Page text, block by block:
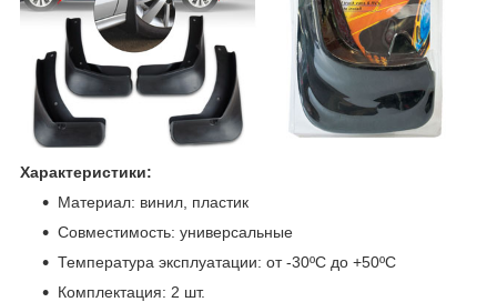
Характеристики:
Материал: винил, пластик
Совместимость: универсальные
Температура эксплуатации: от -30ºC до +50ºC
Комплектация: 2 шт.